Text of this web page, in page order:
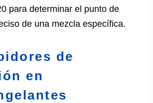
para determinar el punto de
de una mezcla específica.
de
en